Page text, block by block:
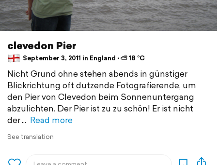
clevedon Pier
September 3, 2011 in England ⋅ ⛅ 18 °C
Nicht Grund ohne stehen abends in günstiger
Blickrichtung oft dutzende Fotografierende, um
den Pier von Clevedon beim Sonnenuntergang
abzulichten. Der Pier ist zu zu schön! Er ist nicht
der
Read more
See translation